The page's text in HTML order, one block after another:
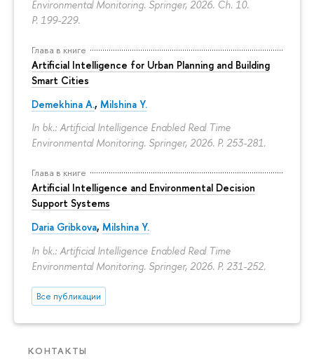
Environmental Monitoring. Springer, 2026. Ch. 10.
P. 199-229.
Глава в книге
Artificial Intelligence for Urban Planning and Building
Smart Cities
Demekhina A., Milshina Y.
In bk.: Artificial Intelligence Enabled Real Time
Environmental Monitoring. Springer, 2026. P. 253-281.
Глава в книге
Artificial Intelligence and Environmental Decision
Support Systems
Daria Gribkova, Milshina Y.
In bk.: Artificial Intelligence Enabled Real Time
Environmental Monitoring. Springer, 2026. P. 231-252.
Все публикации
КОНТАКТЫ